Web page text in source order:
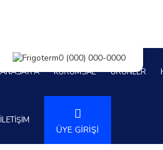
ANASAYFA KURUMSAL ÜRÜNLER
İLETİŞİM
ÜYE GİRİŞİ